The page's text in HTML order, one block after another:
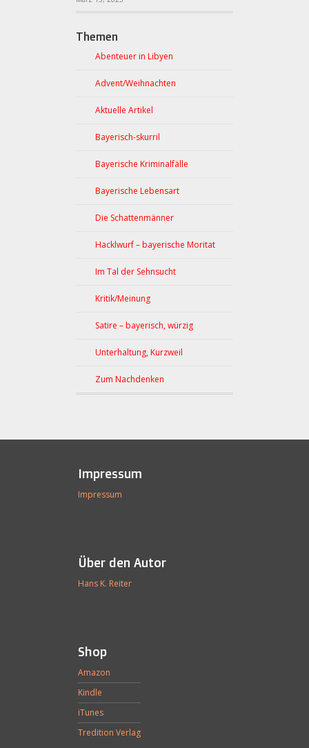
Themen
Abenteuer in Libyen
Advent/Weihnachten
Aktuelle Artikel
Bayerisch-skurril
Bayerische Kriminalfälle
Bayerische Lebensart
Die Schattenmänner
Hacklwurf – bayerische Moritat
Im Tal der Sehnsucht
Kritik/Meinung
Satire – bayerisch, würzig
Unterhaltung, Kurzweil
Zum Nachdenken
Impressum
Impressum
Über den Autor
Hans K. Reiter
Shop
Amazon
Kindle
iTunes
Tredition Verlag